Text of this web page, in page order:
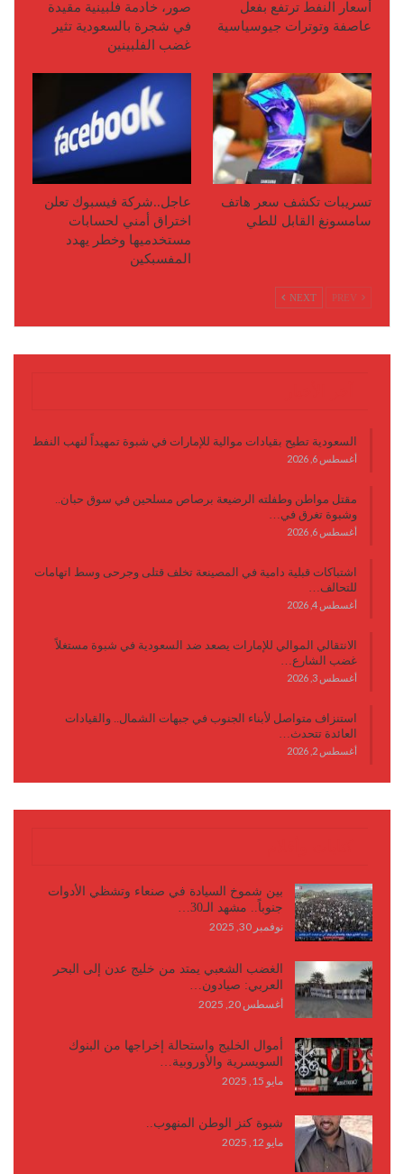
أسعار النفط ترتفع بفعل
عاصفة وتوترات جيوسياسية
صور، خادمة فلبينية مقيدة
في شجرة بالسعودية تثير
غضب الفلبينين
تسريبات تكشف سعر هاتف
سامسونغ القابل للطي
عاجل..شركة فيسبوك تعلن
اختراق أمني لحسابات
مستخدميها وخطر يهدد
المفسبكين
NEXT
السعودية تطيح بقيادات موالية للإمارات في شبوة تمهيداً لنهب النفط
أغسطس 6, 2026
مقتل مواطن وطفلته الرضيعة برصاص مسلحين في سوق حبان..
وشبوة تغرق في…
أغسطس 6, 2026
اشتباكات قبلية دامية في المصينعة تخلف قتلى وجرحى وسط اتهامات
للتحالف…
أغسطس 4, 2026
الانتقالي الموالي للإمارات يصعد ضد السعودية في شبوة مستغلاً
غضب الشارع…
أغسطس 3, 2026
استنزاف متواصل لأبناء الجنوب في جبهات الشمال.. والقيادات
العائدة تتحدث…
أغسطس 2, 2026
بين شموخ السيادة في صنعاء وتشظي الأدوات
جنوباً.. مشهد الـ30…
نوفمبر 30, 2025
الغضب الشعبي يمتد من خليج عدن إلى البحر
العربي: صيادون…
أغسطس 20, 2025
أموال الخليج واستحالة إخراجها من البنوك
السويسرية والأوروبية…
مايو 15, 2025
شبوة كنز الوطن المنهوب..
مايو 12, 2025